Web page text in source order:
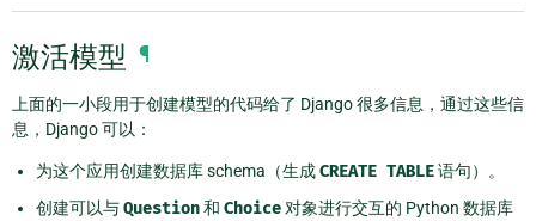
激活模型 ¶
上面的一小段用于创建模型的代码给了 Django 很多信息，通过这些信
息，Django 可以：
为这个应用创建数据库 schema（生成CREATE TABLE语句）。
创建可以与Question和 Choice 对象进行交互的 Python 数据库